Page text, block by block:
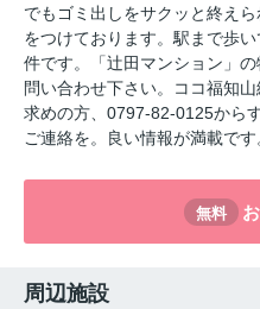
でもゴミ出しをサクッと終え
をつけております。駅まで歩
件です。「辻田マンション」
問い合わせ下さい。ココ福知
求めの方、0797-82-0125から
ご連絡を。良い情報が満載です
無料
周辺施設